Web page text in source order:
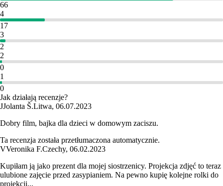
66
4
17
3
2
2
0
1
0
Jak działają recenzje?
JJolanta Š.Litwa, 06.07.2023
Dobry film, bajka dla dzieci w domowym zaciszu.
Ta recenzja została przetłumaczona automatycznie.
VVeronika F.Czechy, 06.02.2023
Kupiłam ją jako prezent dla mojej siostrzenicy. Projekcja zdjęć to teraz
ulubione zajęcie przed zasypianiem. Na pewno kupię kolejne rolki do
projekcji...